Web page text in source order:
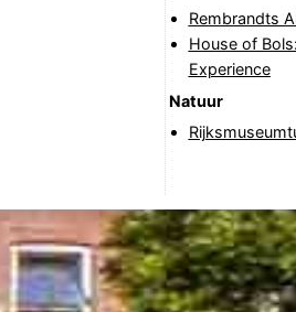
Rembrandts
House of
Experience
Natuur